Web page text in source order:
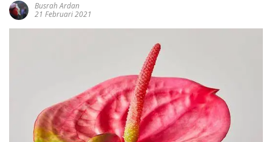
Busrah Ardan
21 Februari 2021